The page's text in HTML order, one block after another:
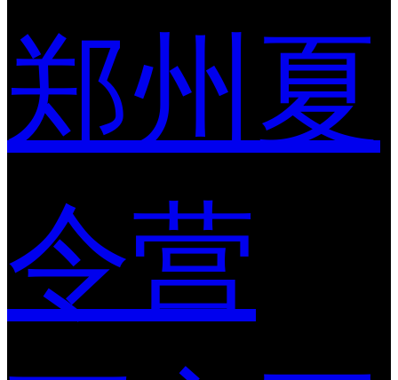
郑州夏
令营